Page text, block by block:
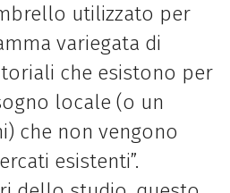
utilizzato per
variegata di
che esistono per
locale (o un
che non vengono
esistenti”.